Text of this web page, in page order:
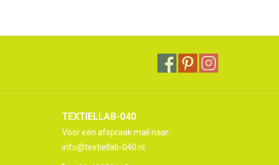
TEXTIELLAB-040
Voor een afspraak mail naar:
info@textiellab-040.nl